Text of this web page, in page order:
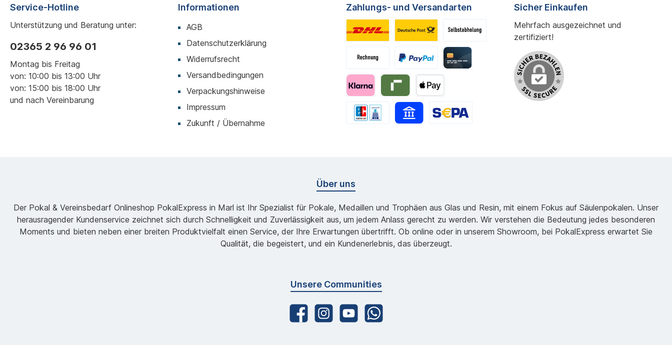
Service-Hotline
Unterstützung und Beratung unter:
02365 2 96 96 01
Montag bis Freitag
von: 10:00 bis 13:00 Uhr
von: 15:00 bis 18:00 Uhr
und nach Vereinbarung
Informationen
AGB
Datenschutzerklärung
Widerrufsrecht
Versandbedingungen
Verpackungshinweise
Impressum
Zukunft / Übernahme
Zahlungs- und Versandarten Sicher Einkaufen
Mehrfach ausgezeichnet und
zertifiziert!
Über uns
Der Pokal & Vereinsbedarf Onlineshop PokalExpress in Marl ist Ihr Spezialist für Pokale, Medaillen und Trophäen aus Glas und Resin, mit einem Fokus auf Säulenpokalen. Unser
herausragender Kundenservice zeichnet sich durch Schnelligkeit und Zuverlässigkeit aus, um jedem Anlass gerecht zu werden. Wir verstehen die Bedeutung jedes besonderen
Moments und bieten neben einer breiten Produktvielfalt einen Service, der Ihre Erwartungen übertrifft. Ob online oder in unserem Showroom, bei PokalExpress erwartet Sie
Qualität, die begeistert, und ein Kundenerlebnis, das überzeugt.
Unsere Communities